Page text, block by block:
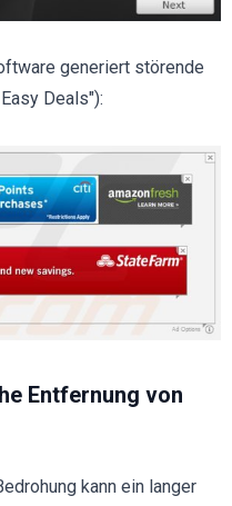
generiert störende
Deals"):
Entfernung von
kann ein langer